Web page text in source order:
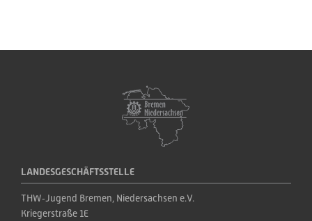
LANDESGESCHÄFTSSTELLE
THW‑Jugend Bremen, Niedersachsen e.V.
Kriegerstraße 1E